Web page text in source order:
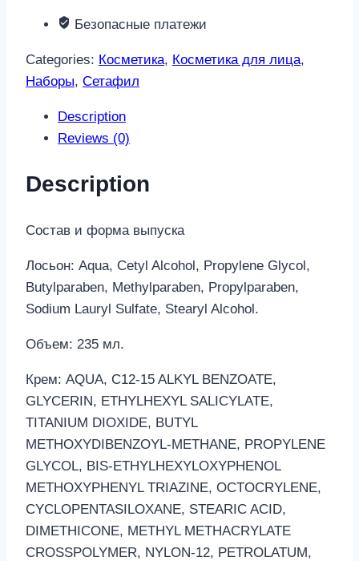
физиологический
235мл
+
крем
улажняющий
50мл)
Безопасные платежи
Categories: Косметика, Косметика для лица,
Наборы, Сетафил
Description
Reviews (0)
Description
Состав и форма выпуска
Лосьон: Aqua, Cetyl Alcohol, Propylene Glycol,
Butylparaben, Methylparaben, Propylparaben,
Sodium Lauryl Sulfate, Stearyl Alcohol.
Объем: 235 мл.
Крем: AQUA, C12-15 ALKYL BENZOATE,
GLYCERIN, ETHYLHEXYL SALICYLATE,
TITANIUM DIOXIDE, BUTYL
METHOXYDIBENZOYL-METHANE, PROPYLENE
GLYCOL, BIS-ETHYLHEXYLOXYPHENOL
METHOXYPHENYL TRIAZINE, OCTOCRYLENE,
CYCLOPENTASILOXANE, STEARIC ACID,
DIMETHICONE, METHYL METHACRYLATE
CROSSPOLYMER, NYLON-12, PETROLATUM,